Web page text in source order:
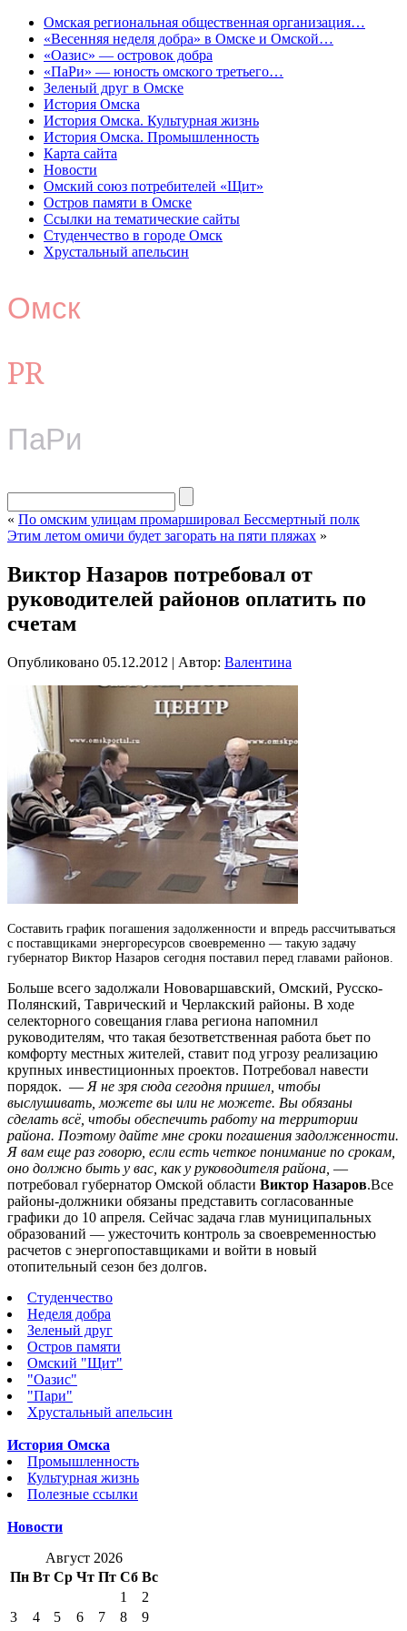
Омская региональная общественная организация…
«Весенняя неделя добра» в Омске и Омской…
«Оазис» — островок добра
«ПаРи» — юность омского третьего…
Зеленый друг в Омске
История Омска
История Омска. Культурная жизнь
История Омска. Промышленность
Карта сайта
Новости
Омский союз потребителей «Щит»
Остров памяти в Омске
Ссылки на тематические сайты
Студенчество в городе Омск
Хрустальный апельсин
Омск
PR
ПаРи
« По омским улицам промаршировал Бессмертный полк
Этим летом омичи будет загорать на пяти пляжах »
Виктор Назаров потребовал от
руководителей районов оплатить по
счетам
Опубликовано 05.12.2012 | Автор: Валентина
Составить график погашения задолженности и впредь рассчитываться
с поставщиками энергоресурсов своевременно — такую задачу
губернатор Виктор Назаров сегодня поставил перед главами районов.
Больше всего задолжали Нововаршавский, Омский, Русско-
Полянский, Таврический и Черлакский районы. В ходе
селекторного совещания глава региона напомнил
руководителям, что такая безответственная работа бьет по
комфорту местных жителей, ставит под угрозу реализацию
крупных инвестиционных проектов. Потребовал навести
порядок. — Я не зря сюда сегодня пришел, чтобы
выслушивать, можете вы или не можете. Вы обязаны
сделать всё, чтобы обеспечить работу на территории
района. Поэтому дайте мне сроки погашения задолженности.
Я вам еще раз говорю, если есть четкое понимание по срокам,
оно должно быть у вас, как у руководителя района, —
потребовал губернатор Омской области Виктор Назаров.Все
районы-должники обязаны представить согласованные
графики до 10 апреля. Сейчас задача глав муниципальных
образований — ужесточить контроль за своевременностью
расчетов с энергопоставщиками и войти в новый
отопительный сезон без долгов.
Студенчество
Неделя добра
Зеленый друг
Остров памяти
Омский "Щит"
"Оазис"
"Пари"
Хрустальный апельсин
История Омска
Промышленность
Культурная жизнь
Полезные ссылки
Новости
Август 2026
Пн Вт Ср Чт Пт Сб Вс
1
2
3
4 5 6 7 8
9